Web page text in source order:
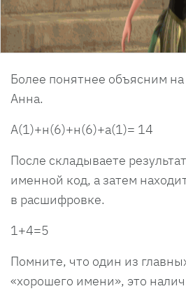
Более понятнее объясним
Анна.
А(1)+н(6)+н(6)+а(1)= 14
После складываете
именной код, а затем
в расшифровке.
1+4=5
Помните, что один из
«хорошего имени», это